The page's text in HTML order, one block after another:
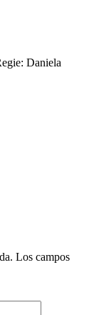
Daniela
Los campos